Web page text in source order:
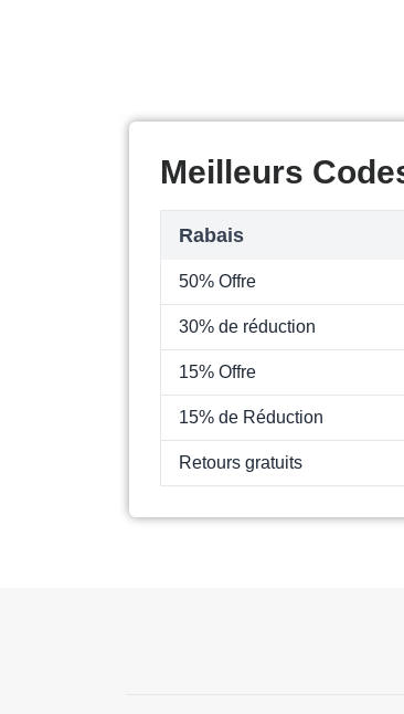
Meilleurs
Rabais
50% Offre
30% de réduction
15% Offre
15% de Réduction
Retours gratuits